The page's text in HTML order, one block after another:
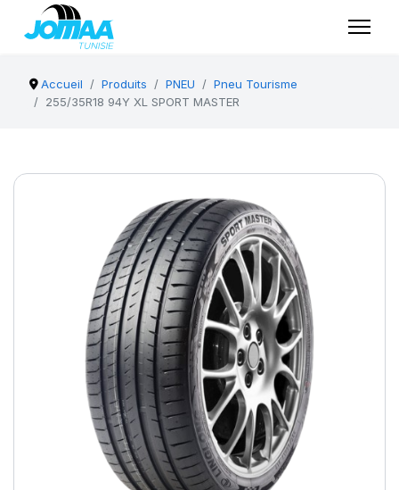
Accueil Produits PNEU
Pneu Tourisme
255/35R18 94Y XL SPORT MASTER